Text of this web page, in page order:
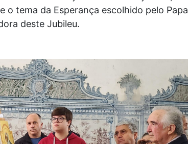
o tema da Esperança escolhido pelo Papa
deste Jubileu.